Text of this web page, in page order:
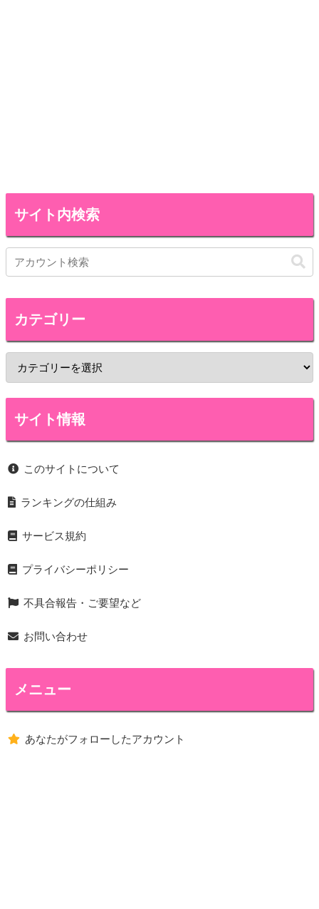
サイト内検索
カテゴリー
サイト情報
このサイトについて
ランキングの仕組み
サービス規約
プライバシーポリシー
不具合報告・ご要望など
お問い合わせ
メニュー
あなたがフォローしたアカウント